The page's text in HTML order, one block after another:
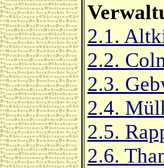
2.1.
2.2.
2.3.
2.4.
2.5.
2.6.